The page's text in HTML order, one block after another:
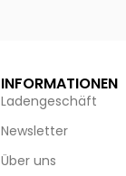
INFORMATIONEN
Ladengeschäft
Newsletter
Über uns